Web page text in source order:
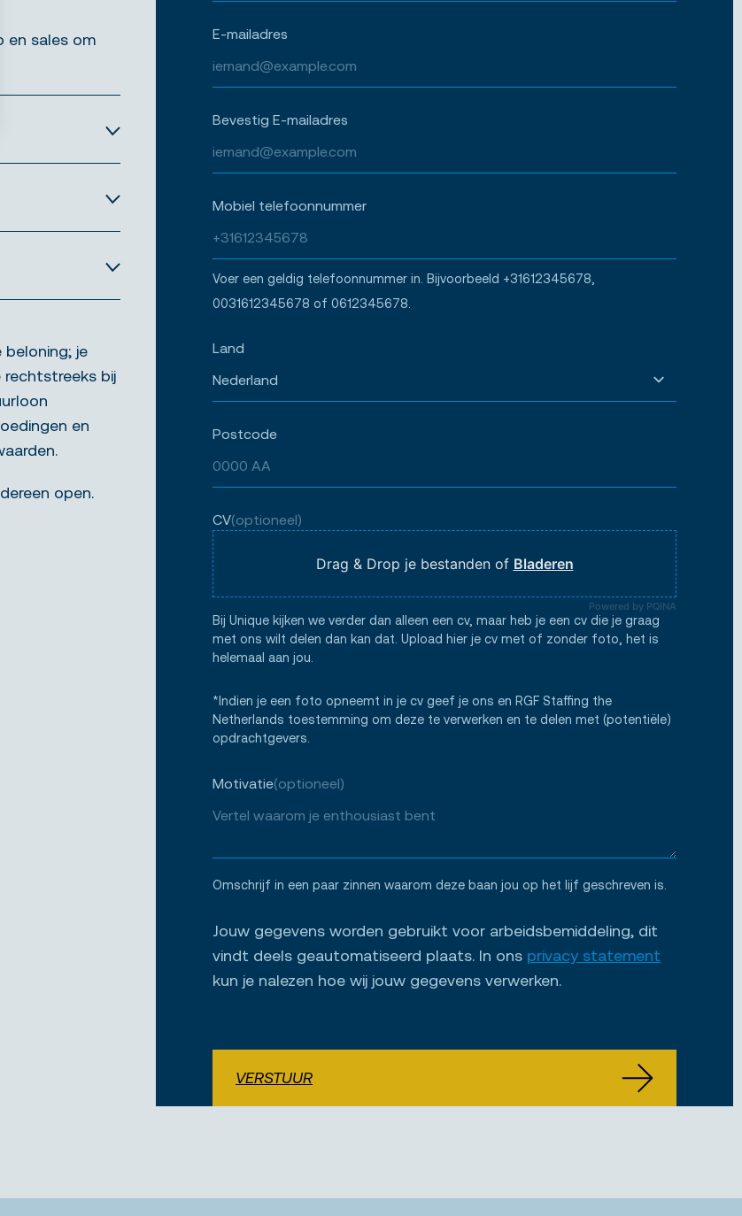
en sales om
beloning; je
rechtstreeks bij
en
open.
E-mailadres
Bevestig E-mailadres
Mobiel telefoonnummer
Voer een geldig telefoonnummer in. Bijvoorbeeld +31612345678,
0031612345678 of 0612345678.
Land
Postcode
CV(optioneel)
Powered by PQINA
Drag & Drop je bestanden of Bladeren
Bij Unique kijken we verder dan alleen een cv, maar heb je een cv die je graag
met ons wilt delen dan kan dat. Upload hier je cv met of zonder foto, het is
helemaal aan jou.
*Indien je een foto opneemt in je cv geef je ons en RGF Staffing the
Netherlands toestemming om deze te verwerken en te delen met (potentiële)
opdrachtgevers.
Motivatie(optioneel)
Omschrijf in een paar zinnen waarom deze baan jou op het lijf geschreven is.
Jouw gegevens worden gebruikt voor arbeidsbemiddeling, dit
vindt deels geautomatiseerd plaats. In ons privacy statement
kun je nalezen hoe wij jouw gegevens verwerken.
VERSTUUR